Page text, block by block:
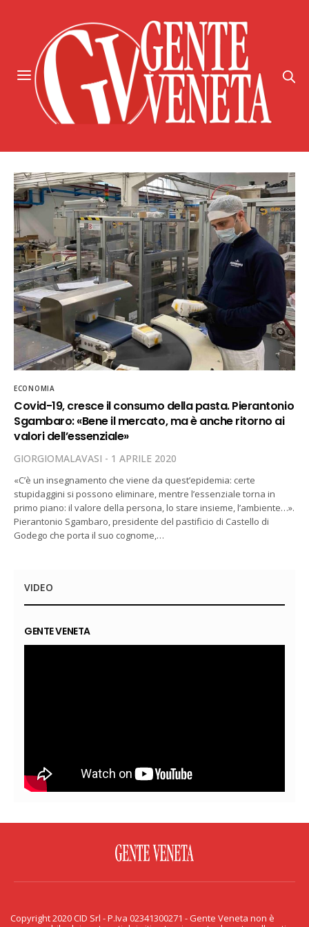
ECONOMIA
Covid-19, cresce il consumo della pasta. Pierantonio
Sgambaro: «Bene il mercato, ma è anche ritorno ai
valori dell’essenziale»
GIORGIOMALAVASI 1 APRILE 2020
«C’è un insegnamento che viene da quest’epidemia: certe
stupidaggini si possono eliminare, mentre l’essenziale torna in
primo piano: il valore della persona, lo stare insieme, l’ambiente…».
Pierantonio Sgambaro, presidente del pastificio di Castello di
Godego che porta il suo cognome,…
VIDEO
GENTE VENETA
PRIVACY & COOKIE
Copyright 2020 CID Srl - P.Iva 02341300271 - Gente Veneta non è